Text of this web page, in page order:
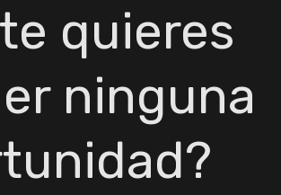
quieres
ninguna